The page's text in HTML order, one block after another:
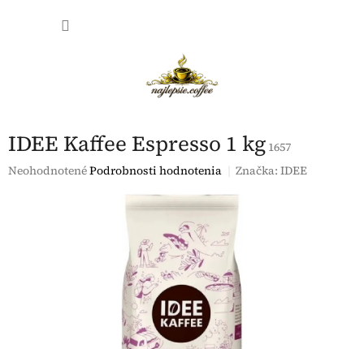
IDEE Kaffee Espresso 1 kg 1657
Priemerné
NeohodnotenéPodrobnosti hodnotenia Značka:IDEE